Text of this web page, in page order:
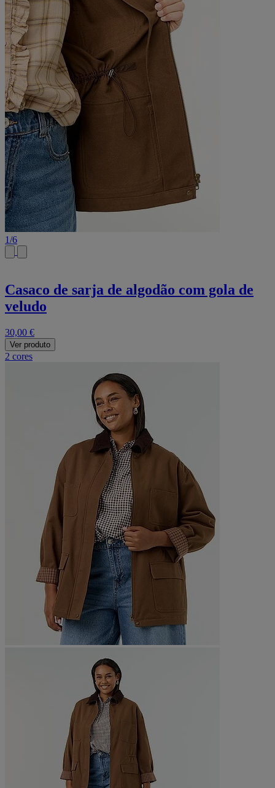
1/6
Casaco de sarja de algodão com gola de
veludo
30,00 €
Ver produto
2 cores